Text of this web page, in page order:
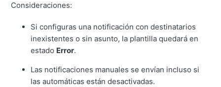
Consideraciones:
Si configuras una notificación con destinatarios
inexistentes o sin asunto, la plantilla quedará en
estado Error.
Las notificaciones manuales se envían incluso si
las automáticas están desactivadas.